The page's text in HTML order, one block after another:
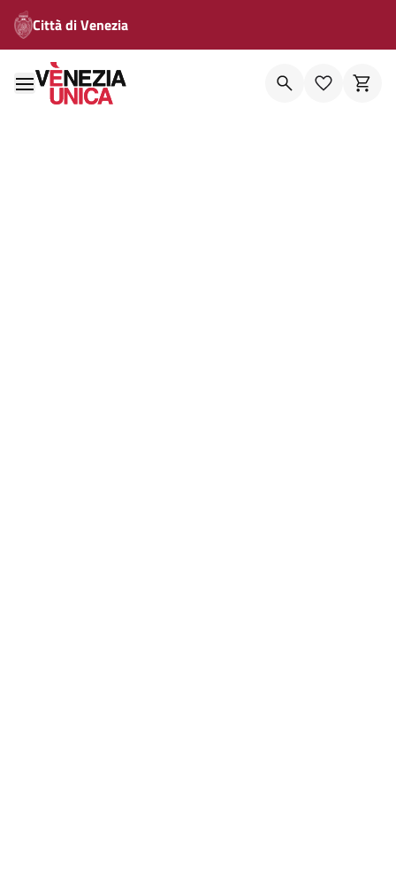
Città di Venezia